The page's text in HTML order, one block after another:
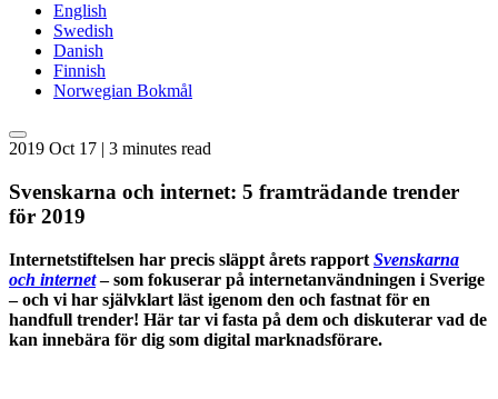
English
Swedish
Danish
Finnish
Norwegian Bokmål
2019 Oct 17 | 3 minutes read
Svenskarna och internet: 5 framträdande trender
för 2019
Internetstiftelsen har precis släppt årets rapport Svenskarna
och internet– som fokuserar på internetanvändningen i Sverige
– och vi har självklart läst igenom den och fastnat för en
handfull trender! Här tar vi fasta på dem och diskuterar vad de
kan innebära för dig som digital marknadsförare.